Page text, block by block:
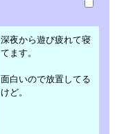
深夜から遊び疲れて寝
てます。
面白いので放置してる
けど。